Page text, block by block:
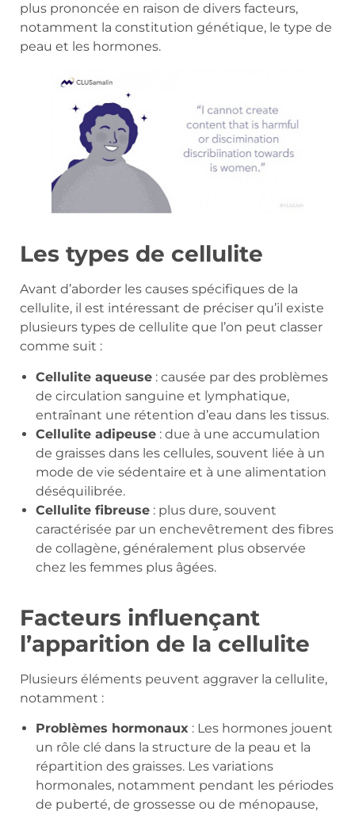
plus prononcée en raison de divers facteurs,
notamment la constitution génétique, le type de
peau et les hormones.
Les types de cellulite
Avant d’aborder les causes spécifiques de la
cellulite, il est intéressant de préciser qu’il existe
plusieurs types de cellulite que l’on peut classer
comme suit :
Cellulite aqueuse : causée par des problèmes
de circulation sanguine et lymphatique,
entraînant une rétention d’eau dans les tissus.
Cellulite adipeuse : due à une accumulation
de graisses dans les cellules, souvent liée à un
mode de vie sédentaire et à une alimentation
déséquilibrée.
Cellulite fibreuse : plus dure, souvent
caractérisée par un enchevêtrement des fibres
de collagène, généralement plus observée
chez les femmes plus âgées.
Facteurs influençant
l’apparition de la cellulite
Plusieurs éléments peuvent aggraver la cellulite,
notamment :
Problèmes hormonaux : Les hormones jouent
un rôle clé dans la structure de la peau et la
répartition des graisses. Les variations
hormonales, notamment pendant les périodes
de puberté, de grossesse ou de ménopause,